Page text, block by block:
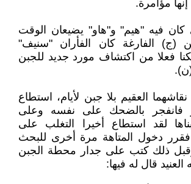
مؤامرة.
فيه "هيم" و"هاو" يضيعان الوقت
(ج) الفارغة كان الفأران "سنيف"
فعلا من اكتشاف مورد جديد للجبن
العقيم بلا جبن لأيام، استطاع
فانفجر بالضحك على نفسه وعلى
لقد استطاع أخيرا التغلب على
دخول المتاهة مرة أخرى للبحث
ذلك كتب على جدار محطة الجبن
قال له فيها: